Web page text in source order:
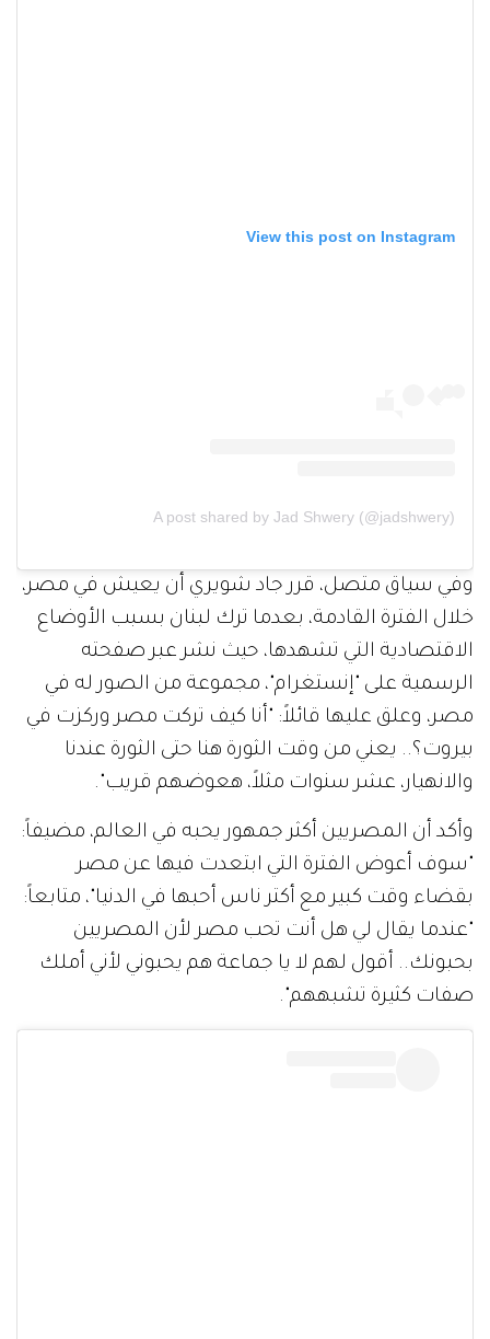
View this post on Instagram
A post shared by Jad Shwery (@jadshwery)
وفي سياق متصل، قرر جاد شويري أن يعيش في مصر،
خلال الفترة القادمة، بعدما ترك لبنان بسبب الأوضاع
الاقتصادية التي تشهدها، حيث نشر عبر صفحته
الرسمية على "إنستغرام"، مجموعة من الصور له في
مصر، وعلق عليها قائلاً: "أنا كيف تركت مصر وركزت في
بيروت؟.. يعني من وقت الثورة هنا حتى الثورة عندنا
والانهيار، عشر سنوات مثلاً، هعوضهم قريب".
وأكد أن المصريين أكثر جمهور يحبه في العالم، مضيفاً:
"سوف أعوض الفترة التي ابتعدت فيها عن مصر
بقضاء وقت كبير مع أكتر ناس أحبها في الدنيا"، متابعاً:
"عندما يقال لي هل أنت تحب مصر لأن المصريين
بحبونك.. أقول لهم لا يا جماعة هم يحبوني لأني أملك
صفات كثيرة تشبههم".